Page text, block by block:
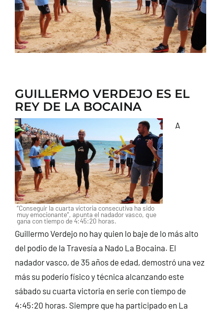
GUILLERMO VERDEJO ES EL
REY DE LA BOCAINA
“Conseguir la cuarta victoria consecutiva ha sido
muy emocionante”, apunta el nadador vasco, que
gana con tiempo de 4:45:20 horas.
A
Guillermo Verdejo no hay quien lo baje de lo más alto
del podio de la Travesía a Nado La Bocaina. El
nadador vasco, de 35 años de edad, demostró una vez
más su poderío físico y técnica alcanzando este
sábado su cuarta victoria en serie con tiempo de
4:45:20 horas. Siempre que ha participado en La